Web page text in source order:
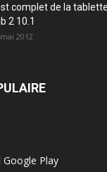
complet de la
2 10.1
2012
Play